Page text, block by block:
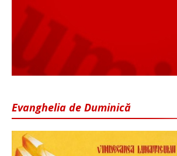
Evanghelia de Duminică